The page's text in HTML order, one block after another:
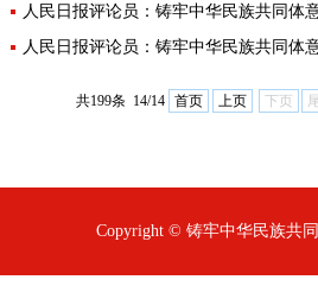
人民日报评论员：铸牢中华民族共同
论学习贯彻习近平总书记在中央第七次
人民日报评论员：铸牢中华民族共同体
共199条 14/14 首页 上页 下页
Copyright © 铸牢中华民族共